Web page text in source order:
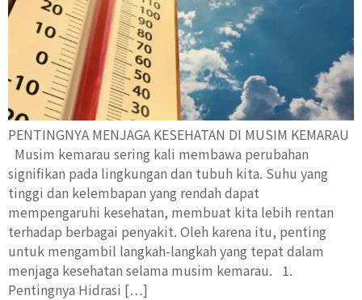
PENTINGNYA MENJAGA KESEHATAN DI MUSIM KEMARAU
Musim kemarau sering kali membawa perubahan
signifikan pada lingkungan dan tubuh kita. Suhu yang
tinggi dan kelembapan yang rendah dapat
mempengaruhi kesehatan, membuat kita lebih rentan
terhadap berbagai penyakit. Oleh karena itu, penting
untuk mengambil langkah-langkah yang tepat dalam
menjaga kesehatan selama musim kemarau. 1.
Pentingnya Hidrasi […]